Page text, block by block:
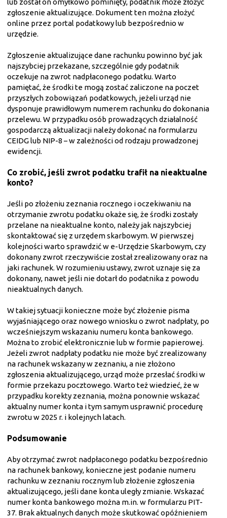
lub został on omyłkowo pominięty, podatnik może złożyć
zgłoszenie aktualizujące. Dokument ten można złożyć
online przez portal podatkowy lub bezpośrednio w
urzędzie.
Zgłoszenie aktualizujące dane rachunku powinno być jak
najszybciej przekazane, szczególnie gdy podatnik
oczekuje na zwrot nadpłaconego podatku. Warto
pamiętać, że środki te mogą zostać zaliczone na poczet
przyszłych zobowiązań podatkowych, jeżeli urząd nie
dysponuje prawidłowym numerem rachunku do dokonania
przelewu. W przypadku osób prowadzących działalność
gospodarczą aktualizacji należy dokonać na formularzu
CEIDG lub NIP-8 – w zależności od rodzaju prowadzonej
ewidencji.
Co zrobić, jeśli zwrot podatku trafił na nieaktualne
konto?
Jeśli po złożeniu zeznania rocznego i oczekiwaniu na
otrzymanie zwrotu podatku okaże się, że środki zostały
przelane na nieaktualne konto, należy jak najszybciej
skontaktować się z urzędem skarbowym. W pierwszej
kolejności warto sprawdzić w e-Urzędzie Skarbowym, czy
dokonany zwrot rzeczywiście został zrealizowany oraz na
jaki rachunek. W rozumieniu ustawy, zwrot uznaje się za
dokonany, nawet jeśli nie dotarł do podatnika z powodu
nieaktualnych danych.
W takiej sytuacji konieczne może być złożenie pisma
wyjaśniającego oraz nowego wniosku o zwrot nadpłaty, po
wcześniejszym wskazaniu numeru konta bankowego.
Można to zrobić elektronicznie lub w formie papierowej.
Jeżeli zwrot nadpłaty podatku nie może być zrealizowany
na rachunek wskazany w zeznaniu, a nie złożono
zgłoszenia aktualizującego, urząd może przesłać środki w
formie przekazu pocztowego. Warto też wiedzieć, że w
przypadku korekty zeznania, można ponownie wskazać
aktualny numer konta i tym samym usprawnić procedurę
zwrotu w 2025 r. i kolejnych latach.
Podsumowanie
Aby otrzymać zwrot nadpłaconego podatku bezpośrednio
na rachunek bankowy, konieczne jest podanie numeru
rachunku w zeznaniu rocznym lub złożenie zgłoszenia
aktualizującego, jeśli dane konta uległy zmianie. Wskazać
numer konta bankowego można m.in. w formularzu PIT-
37. Brak aktualnych danych może skutkować opóźnieniem